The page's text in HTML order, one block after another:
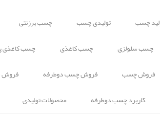
چسب تولیدی چسب چسب برزنتی
چسب سلولزی چسب کاغذی چسب کاغذی
فروش چسب فروش چسب دوطرفه فروش
کاربرد چسب دوطرفه محصولات تولیدی